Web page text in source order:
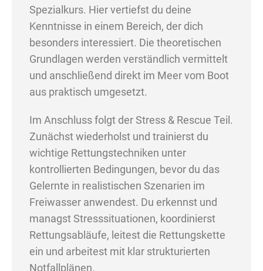
Spezialkurs. Hier vertiefst du deine
Kenntnisse in einem Bereich, der dich
besonders interessiert. Die theoretischen
Grundlagen werden verständlich vermittelt
und anschließend direkt im Meer vom Boot
aus praktisch umgesetzt.
Im Anschluss folgt der Stress & Rescue Teil.
Zunächst wiederholst und trainierst du
wichtige Rettungstechniken unter
kontrollierten Bedingungen, bevor du das
Gelernte in realistischen Szenarien im
Freiwasser anwendest. Du erkennst und
managst Stresssituationen, koordinierst
Rettungsabläufe, leitest die Rettungskette
ein und arbeitest mit klar strukturierten
Notfallplänen.